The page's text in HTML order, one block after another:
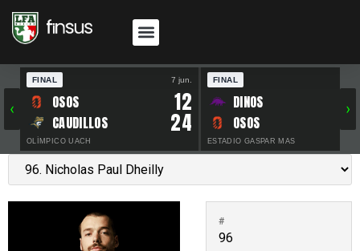
‹
FINAL 7 jun.
OSOS 12
CAUDILLOS 24
OLÍMPICO UACH
FINAL
DINOS
OSOS
ESTADIO GASPAR MAS
›
#
96